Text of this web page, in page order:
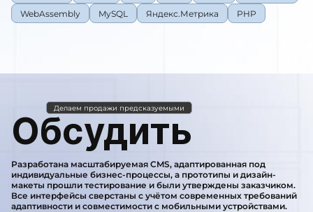
WebAssembly
MySQL Яндекс.Метрика PHP
Делаем продажи предсказуемыми
Обсудить
Разработана масштабируемая CMS, адаптированная под
индивидуальные бизнес-процессы, а прототипы и дизайн-
макеты прошли тестирование и были утверждены заказчиком.
Все интерфейсы сверстаны с учётом современных требований
адаптивности и совместимости с мобильными устройствами.